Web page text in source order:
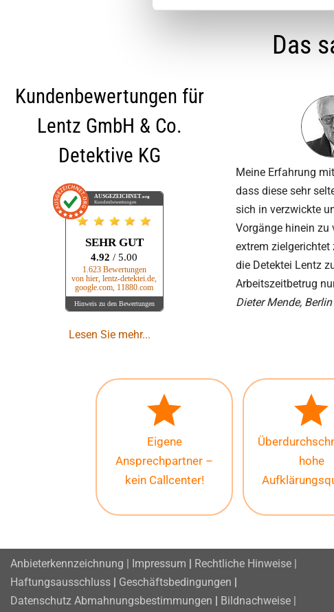
Das
Kundenbewertungen für
Lentz GmbH & Co.
Detektive KG
AUSGEZEICHNET.org
Kundenbewertungen
SEHR GUT
4.92/ 5.00
1.623 Bewertungen
von hier, lentz-detektei.de,
google.com, 11880.com
Hinweis zu den Bewertungen
Lesen Sie mehr...
Meine Erfahrung
dass diese sehr
sich in verzwickte
Vorgänge hinein zu
extrem zielgerichtet
die Detektei Lentz
Arbeitszeitbetrug
Dieter Mende, Berlin
Eigene
Ansprechpartner –
kein Callcenter!
hohe
Anbieterkennzeichnung | Impressum
Rechtliche Hinweise |
Haftungsausschluss
Geschäftsbedingungen
Datenschutz Abmahnungsbestimmungen Bildnachweise |